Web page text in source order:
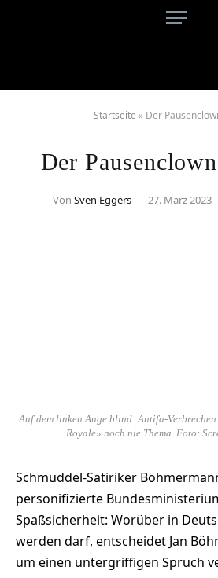
Startseite » Der
Der
Von Sven Eggers 27. März 2023
Auf dem linken Auge blind: Antifa-
Royale» noch nie Thema. Foto:
Schmuddel-Satiriker
personifizierte
Spaßsicherheit: Worüber in
werden darf, entscheidet Jan
um einen untergriffigen Spruch